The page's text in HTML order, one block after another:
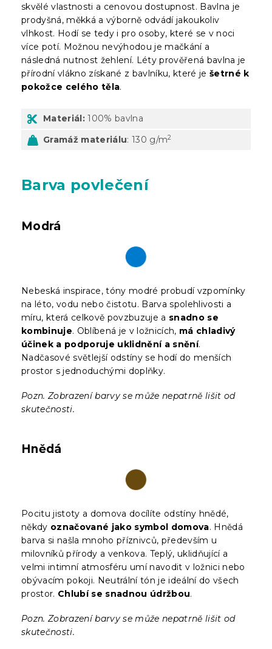
skvělé vlastnosti a cenovou dostupnost. Bavlna je
prodyšná, měkká a výborně odvádí jakoukoliv
vlhkost. Hodí se tedy i pro osoby, které se v noci
více potí. Možnou nevýhodou je mačkání a
následná nutnost žehlení. Léty prověřená bavlna je
přírodní vlákno získané z bavlníku, které je šetrné k
pokožce celého těla.
Materiál: 100% bavlna
Gramáž materiálu: 130 g/m2
Barva povlečení
Modrá
Nebeská inspirace, tóny modré probudí vzpomínky
na léto, vodu nebo čistotu. Barva spolehlivosti a
míru, která celkově povzbuzuje a snadno se
kombinuje. Oblíbená je v ložnicích, má chladivý
účinek a podporuje uklidnění a snění.
Nadčasové světlejší odstíny se hodí do menších
prostor s jednoduchými doplňky.
Pozn. Zobrazení barvy se může nepatrně lišit od
skutečnosti.
Hnědá
Pocitu jistoty a domova docílíte odstíny hnědé,
někdy označované jako symbol domova. Hnědá
barva si našla mnoho příznivců, především u
milovníků přírody a venkova. Teplý, uklidňující a
velmi intimní atmosféru umí navodit v ložnici nebo
obývacím pokoji. Neutrální tón je ideální do všech
prostor. Chlubí se snadnou údržbou.
Pozn. Zobrazení barvy se může nepatrně lišit od
skutečnosti.